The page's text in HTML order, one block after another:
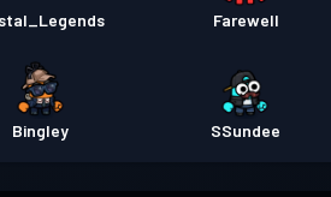
Farewell
Bingley SSundee